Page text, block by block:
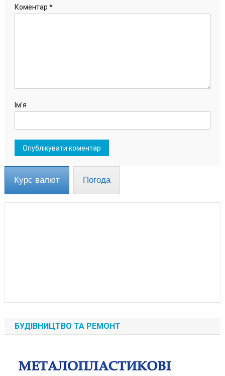
Коментар *
Ім'я
Курс валют Погода
БУДІВНИЦТВО ТА РЕМОНТ